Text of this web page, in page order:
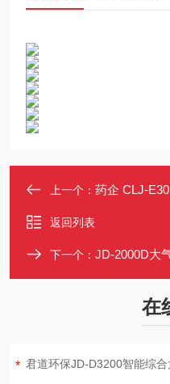
上一个： 药企 CLJ-E3016尘埃
返回列表
下一个： JD-2000D大气采样仪
在